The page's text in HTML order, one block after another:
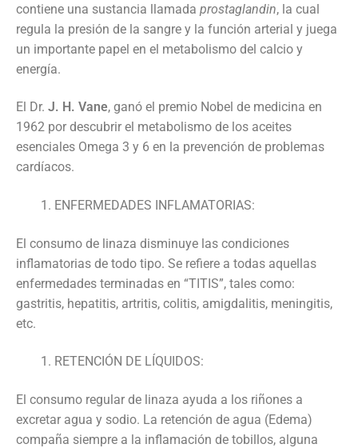
contiene una sustancia llamada prostaglandin, la cual
regula la presión de la sangre y la función arterial y juega
un importante papel en el metabolismo del calcio y
energía.
El Dr. J. H. Vane, ganó el premio Nobel de medicina en
1962 por descubrir el metabolismo de los aceites
esenciales Omega 3 y 6 en la prevención de problemas
cardíacos.
ENFERMEDADES INFLAMATORIAS:
El consumo de linaza disminuye las condiciones
inflamatorias de todo tipo. Se refiere a todas aquellas
enfermedades terminadas en “TITIS”, tales como:
gastritis, hepatitis, artritis, colitis, amigdalitis, meningitis,
etc.
RETENCIÓN DE LÍQUIDOS:
El consumo regular de linaza ayuda a los riñones a
excretar agua y sodio. La retención de agua (Edema)
compaña siempre a la inflamación de tobillos, alguna